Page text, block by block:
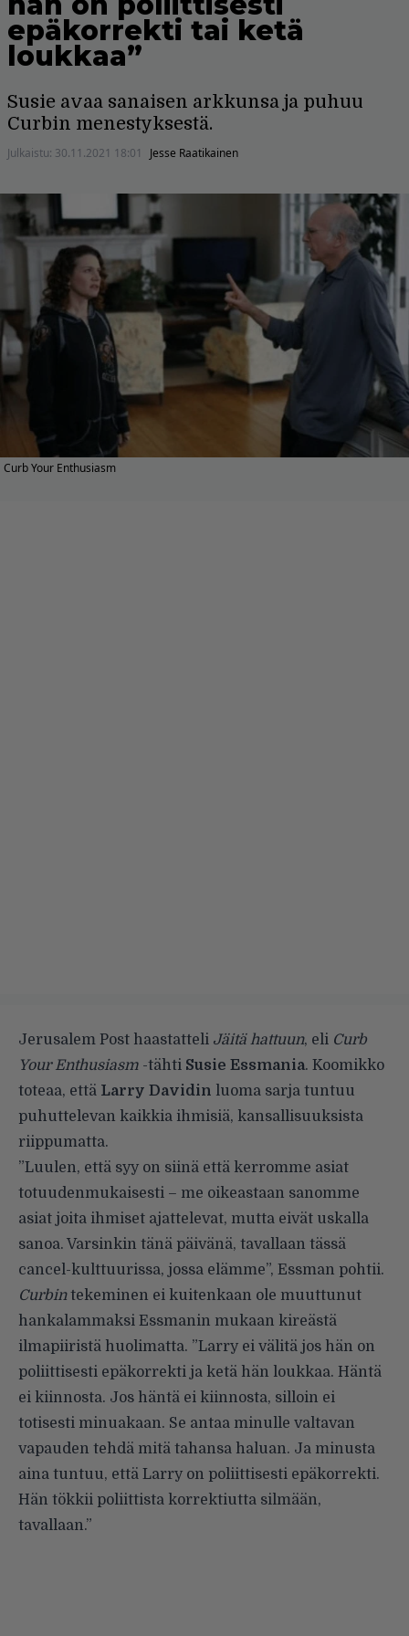
epäkorrekti tai ketä
loukkaa”
Susie avaa sanaisen arkkunsa ja puhuu
Curbin menestyksestä.
Julkaistu: 30.11.2021 18:01 Jesse Raatikainen
Curb Your Enthusiasm
Jerusalem Post haastatteli Jäitä hattuun, eli Curb
Your Enthusiasm -tähti Susie Essmania. Koomikko
toteaa, että Larry Davidin
luoma sarja tuntuu
puhuttelevan kaikkia ihmisiä, kansallisuuksista
riippumatta.
”Luulen, että syy on siinä että kerromme asiat
totuudenmukaisesti – me oikeastaan sanomme
asiat joita ihmiset ajattelevat, mutta eivät uskalla
sanoa. Varsinkin tänä päivänä, tavallaan tässä
cancel-kulttuurissa, jossa elämme”, Essman pohtii.
Curbintekeminen ei kuitenkaan ole muuttunut
hankalammaksi Essmanin mukaan kireästä
ilmapiiristä huolimatta. ”Larry ei välitä jos hän on
poliittisesti epäkorrekti ja ketä hän loukkaa. Häntä
ei kiinnosta. Jos häntä ei kiinnosta, silloin ei
totisesti minuakaan. Se antaa minulle valtavan
vapauden tehdä mitä tahansa haluan. Ja minusta
aina tuntuu, että Larry on poliittisesti epäkorrekti.
Hän tökkii poliittista korrektiutta silmään,
tavallaan.”